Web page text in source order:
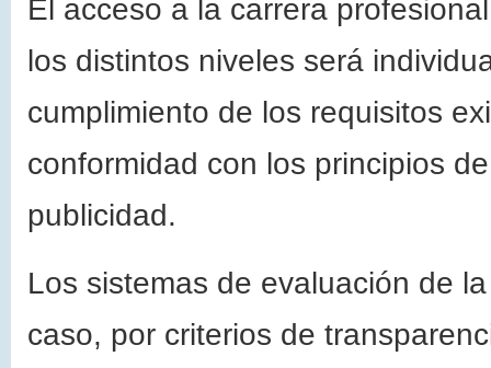
El acceso a la carrera
los distintos niveles será
cumplimiento de los requisitos
conformidad con los principios
publicidad.
Los sistemas de evaluación de
caso, por criterios de